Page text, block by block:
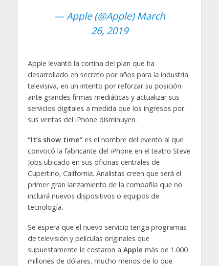
— Apple (@Apple) March
26, 2019
Apple levantó la cortina del plan que ha
desarrollado en secreto por años para la industria
televisiva, en un intento por reforzar su posición
ante grandes firmas mediáticas y actualizar sus
servicios digitales a medida que los ingresos por
sus ventas del iPhone disminuyen.
“It’s show time”es el nombre del evento al que
convocó la fabricante del iPhone en el teatro Steve
Jobs ubicado en sus oficinas centrales de
Cupertino, California. Analistas creen que será el
primer gran lanzamiento de la compañía que no
incluirá nuevos dispositivos o equipos de
tecnología.
Se espera que el nuevo servicio tenga programas
de televisión y películas originales que
supuestamente le costaron a Apple más de 1.000
millones de dólares, mucho menos de lo que